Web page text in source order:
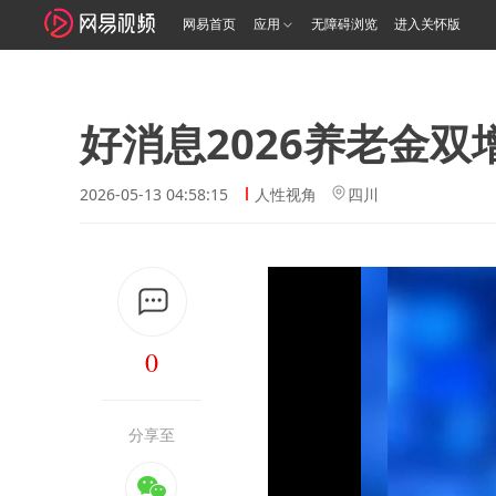
网易首页 应用 无障碍浏览 进入关怀版
好消息2026养老金双
2026-05-13 04:58:15 人性视角 四川
0
分享至